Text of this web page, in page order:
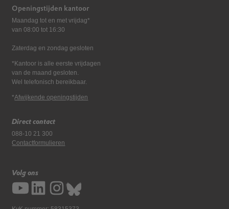
Openingstijden kantoor
Maandag tot en met vrijdag*
van 08:00 tot 16:30
Zaterdag en zondag gesloten
*Kantoor is alle eerste vrijdagen
van de maand gesloten.
Wel telefonisch bereikbaar.
*Afwijkende openingstijden
Direct contact
088-10 21 300
Contactformulieren
Volg ons